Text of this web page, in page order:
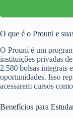
O que é o Prouni e
O Prouni é um
instituições privadas
2.580 bolsas integrais
oportunidades. Isso
acessarem cursos
Benefícios para